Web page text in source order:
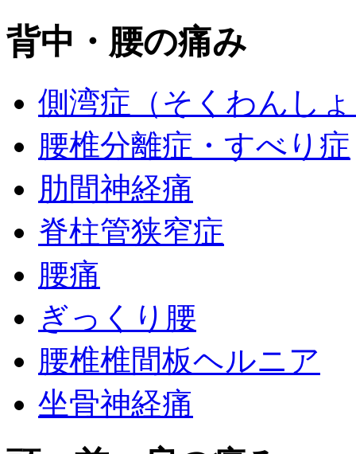
背中・腰の痛み
側湾症（そくわんし
腰椎分離症・すべり症
肋間神経痛
脊柱管狭窄症
腰痛
ぎっくり腰
腰椎椎間板ヘルニア
坐骨神経痛